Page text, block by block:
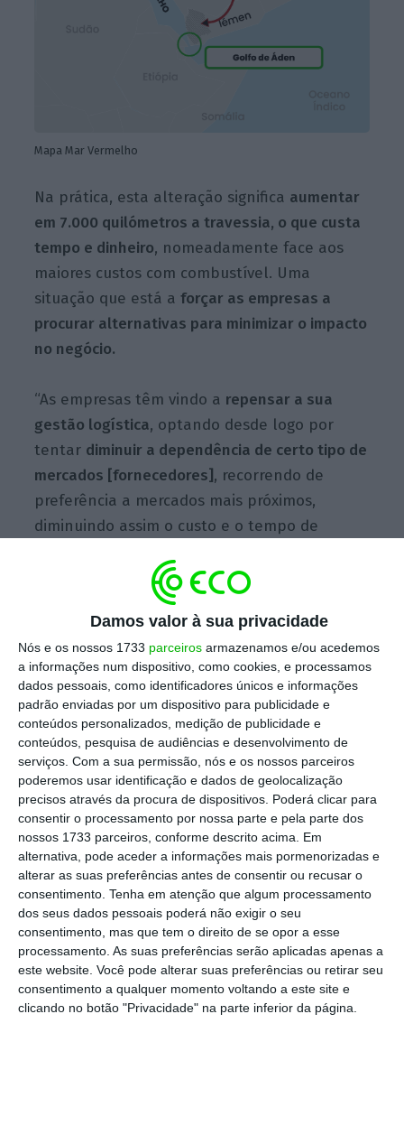
Damos valor à sua privacidade
Nós e os nossos 1733 parceiros armazenamos e/ou acedemos
a informações num dispositivo, como cookies, e processamos
dados pessoais, como identificadores únicos e informações
padrão enviadas por um dispositivo para publicidade e
conteúdos personalizados, medição de publicidade e
conteúdos, pesquisa de audiências e desenvolvimento de
serviços. Com a sua permissão, nós e os nossos parceiros
poderemos usar identificação e dados de geolocalização
precisos através da procura de dispositivos. Poderá clicar para
consentir o processamento por nossa parte e pela parte dos
nossos 1733 parceiros, conforme descrito acima. Em
alternativa, pode aceder a informações mais pormenorizadas e
alterar as suas preferências antes de consentir ou recusar o
consentimento. Tenha em atenção que algum processamento
dos seus dados pessoais poderá não exigir o seu
consentimento, mas que tem o direito de se opor a esse
processamento. As suas preferências serão aplicadas apenas a
este website. Você pode alterar suas preferências ou retirar seu
consentimento a qualquer momento voltando a este site e
clicando no botão "Privacidade" na parte inferior da página.
Mapa Mar Vermelho
Na prática, esta alteração significa aumentar
em 7.000 quilómetros a travessia, o que custa
tempo e dinheiro, nomeadamente face aos
maiores custos com combustível. Uma
situação que está aforçar as empresas a
procurar alternativas para minimizar o impacto
no negócio.
“As empresas têm vindo a repensar a sua
gestão logística, optando desde logo por
tentar diminuir a dependência de certo tipo de
mercados [fornecedores], recorrendo de
preferência a mercados mais próximos,
diminuindo assim o custo e o tempo de
falhas de stock na produção“, comenta o
presidente do conselho de administração da
Luís Miguel Ribeiro realça que “os riscos
geopolíticos, nomeadamente esta
instabilidade no Médio Oriente, têm
consequências diretas no comércio
internacional: na subida do custo do
transporte, no atraso da entrega das
encomendas e na disrupção das cadeias de
valor globais, o que acabará por serrefletido
nos preços de produção e, mais tarde, nos
preços aos consumidores finais”.
As empresas têm vindo a